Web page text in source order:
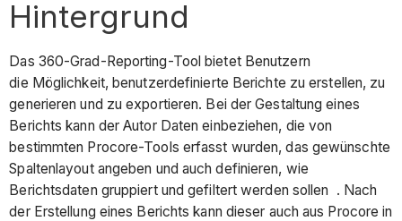
Hintergrund
Das 360-Grad-Reporting-Tool bietet Benutzern
die Möglichkeit, benutzerdefinierte Berichte zu erstellen, zu
generieren und zu exportieren. Bei der Gestaltung eines
Berichts kann der Autor Daten einbeziehen, die von
bestimmten Procore-Tools erfasst wurden, das gewünschte
Spaltenlayout angeben und auch definieren, wie
Berichtsdaten gruppiert und gefiltert werden sollen . Nach
der Erstellung eines Berichts kann dieser auch aus Procore in